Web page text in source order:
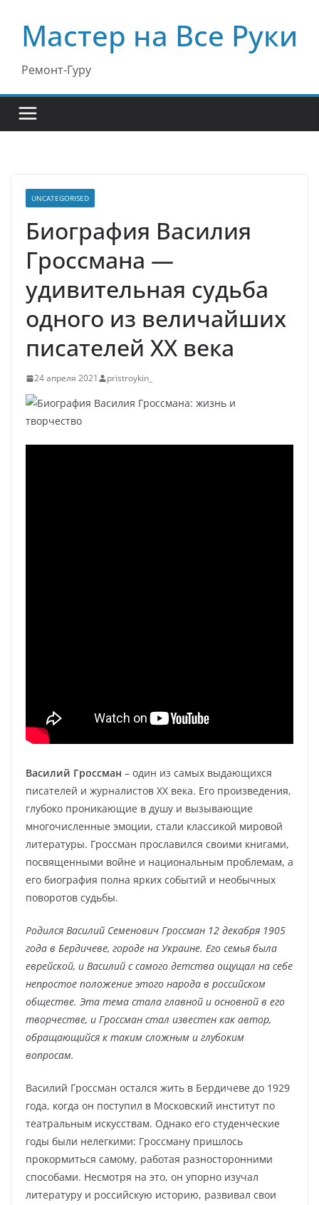
содержимому
Мастер на Все Руки
Ремонт-Гуру
UNCATEGORISED
Биография Василия
Гроссмана —
удивительная судьба
одного из величайших
писателей XX века
24 апреля 2021 pristroykin_
Василий Гроссман – один из самых выдающихся
писателей и журналистов XX века. Его произведения,
глубоко проникающие в душу и вызывающие
многочисленные эмоции, стали классикой мировой
литературы. Гроссман прославился своими книгами,
посвященными войне и национальным проблемам, а
его биография полна ярких событий и необычных
поворотов судьбы.
Родился Василий Семенович Гроссман 12 декабря 1905
года в Бердичеве, городе на Украине. Его семья была
еврейской, и Василий с самого детства ощущал на себе
непростое положение этого народа в российском
обществе. Эта тема стала главной и основной в его
творчестве, и Гроссман стал известен как автор,
обращающийся к таким сложным и глубоким
вопросам.
Василий Гроссман остался жить в Бердичеве до 1929
года, когда он поступил в Московский институт по
театральным искусствам. Однако его студенческие
годы были нелегкими: Гроссману пришлось
прокормиться самому, работая разносторонними
способами. Несмотря на это, он упорно изучал
литературу и российскую историю, развивал свои